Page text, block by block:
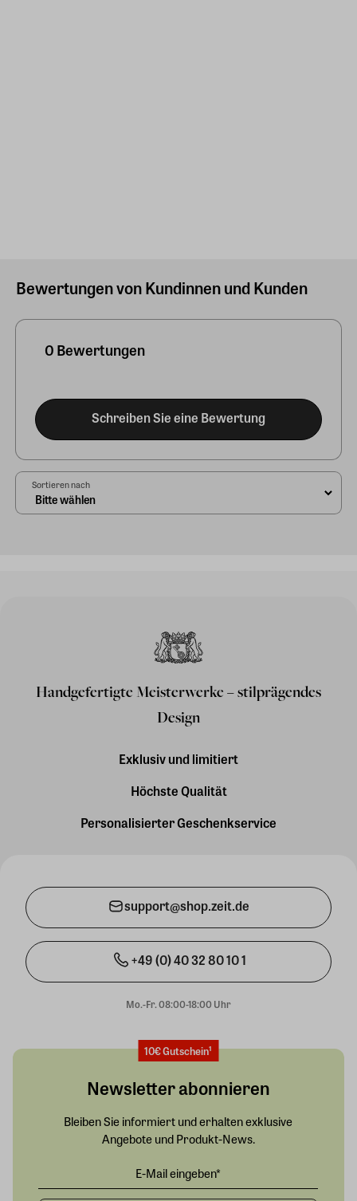
Bewertungen von Kundinnen und Kunden
0 Bewertungen
Schreiben Sie eine Bewertung
Sortieren nach
Handgefertigte Meisterwerke – stilprägendes
Design
Exklusiv und limitiert
Höchste Qualität
Personalisierter Geschenkservice
support@shop.zeit.de
+49 (0) 40 32 80 10 1
Mo.-Fr. 08:00-18:00 Uhr
10€ Gutschein¹
Newsletter abonnieren
Bleiben Sie informiert und erhalten exklusive
Angebote und Produkt-News.